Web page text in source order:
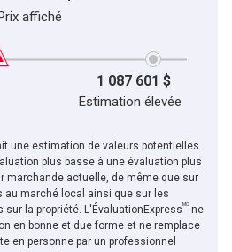
affiché
1 087 601 $
Estimation élevée
une estimation de valeurs potentielles
plus basse à une évaluation plus
marchande actuelle, de même que sur
au marché local ainsi que sur les
la propriété. L'ÉvaluationExpressMC ne
en bonne et due forme et ne remplace
en personne par un professionnel